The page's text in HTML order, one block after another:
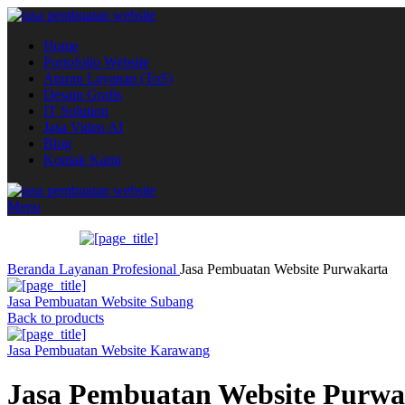
Home
Portofolio Website
Aturan Layanan (ToS)
Desain Grafis
IT Solution
Jasa Video AI
Blog
Kontak Kami
Menu
Beranda Layanan Profesional Jasa Pembuatan Website Purwakarta
Jasa Pembuatan Website Subang
Back to products
Jasa Pembuatan Website Karawang
Jasa Pembuatan Website